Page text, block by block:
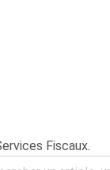
Fiscaux.